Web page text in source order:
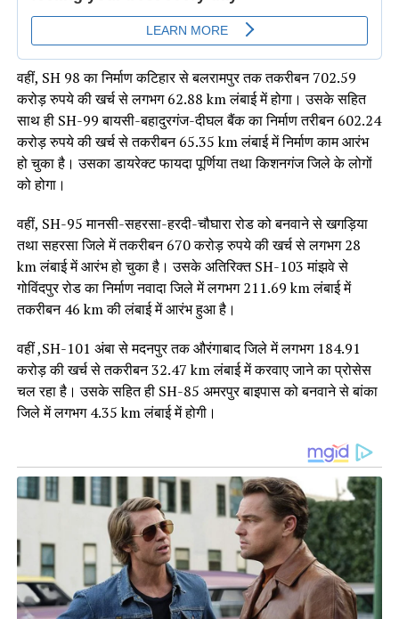
वहीं, SH 98 का निर्माण कटिहार से बलरामपुर तक तकरीबन 702.59
करोड़ रुपये की खर्च से लगभग 62.88 km लंबाई में होगा। उसके सहित
साथ ही SH-99 बायसी-बहादुरगंज-दीघल बैंक का निर्माण तरीबन 602.24
करोड़ रुपये की खर्च से तकरीबन 65.35 km लंबाई में निर्माण काम आरंभ
हो चुका है। उसका डायरेक्ट फायदा पूर्णिया तथा किशनगंज जिले के लोगों
को होगा।
वहीं, SH-95 मानसी-सहरसा-हरदी-चौघारा रोड को बनवाने से खगड़िया
तथा सहरसा जिले में तकरीबन 670 करोड़ रुपये की खर्च से लगभग 28
km लंबाई में आरंभ हो चुका है। उसके अतिरिक्त SH-103 मांझवे से
गोविंदपुर रोड का निर्माण नवादा जिले में लगभग 211.69 km लंबाई में
तकरीबन 46 km की लंबाई में आरंभ हुआ है।
वहीं ,SH-101 अंबा से मदनपुर तक औरंगाबाद जिले में लगभग 184.91
करोड़ की खर्च से तकरीबन 32.47 km लंबाई में करवाए जाने का प्रोसेस
चल रहा है। उसके सहित ही SH-85 अमरपुर बाइपास को बनवाने से बांका
जिले में लगभग 4.35 km लंबाई में होगी।